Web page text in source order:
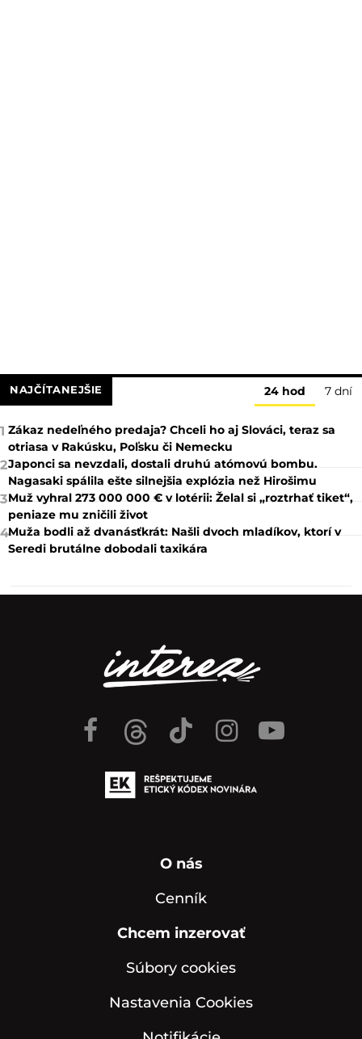
NAJČÍTANEJŠIE 24 hod 7 dní
1 Zákaz nedeľného predaja? Chceli ho aj Slováci, teraz sa
otriasa v Rakúsku, Poľsku či Nemecku
2Japonci sa nevzdali, dostali druhú atómovú bombu.
Nagasaki spálila ešte silnejšia explózia než Hirošimu
3Muž vyhral 273 000 000 € v lotérii: Želal si „roztrhať tiket“,
peniaze mu zničili život
4Muža bodli až dvanásťkrát: Našli dvoch mladíkov, ktorí v
Seredi brutálne dobodali taxikára
O nás
Cenník
Chcem inzerovať
Súbory cookies
Nastavenia Cookies